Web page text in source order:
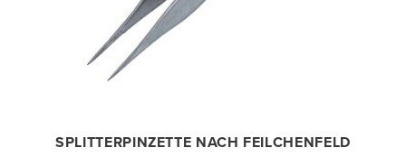
SPLITTERPINZETTE NACH FEILCHENFELD